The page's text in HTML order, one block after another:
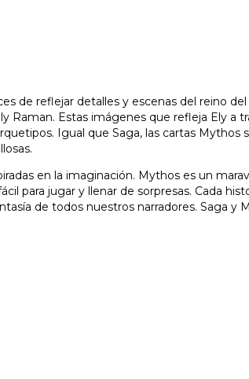
de reflejar detalles y escenas del reino
Raman. Estas imágenes que refleja Ely a
Igual que Saga, las cartas Mythos
en la imaginación. Mythos es un
para jugar y llenar de sorpresas. Cada
de todos nuestros narradores. Saga y